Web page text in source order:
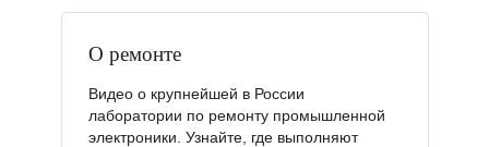
О ремонте
Видео о крупнейшей в России
лаборатории по ремонту промышленной
электроники. Узнайте, где выполняют